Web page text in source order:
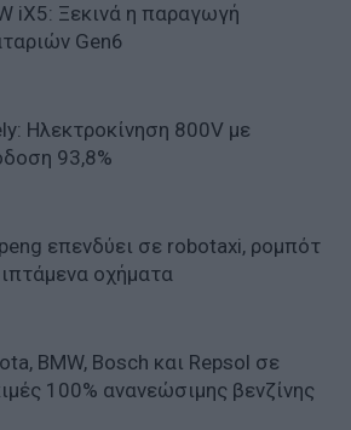
iX5: Ξεκινά η παραγωγή
Gen6
Ηλεκτροκίνηση 800V με
93,8%
επενδύει σε robotaxi, ρομπότ
ιπτάμενα οχήματα
BMW, Bosch και Repsol σε
100% ανανεώσιμης βενζίνης